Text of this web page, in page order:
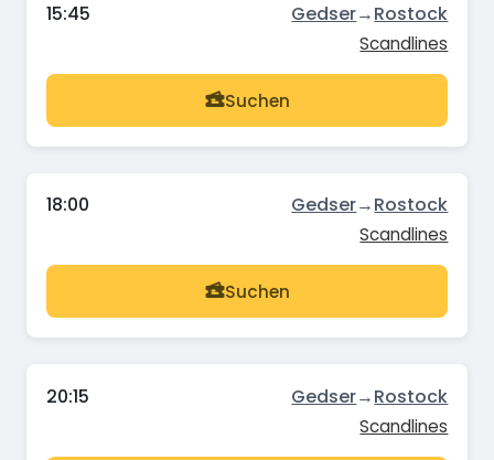
15:45 Gedser→Rostock
Scandlines
Suchen
18:00 Gedser→Rostock
Scandlines
Suchen
20:15 Gedser→Rostock
Scandlines